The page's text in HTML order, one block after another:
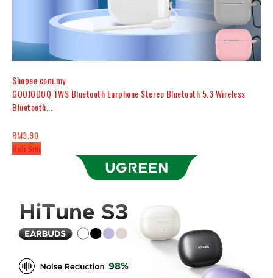
Shopee.com.my
GOOJODOQ TWS Bluetooth Earphone Stereo Bluetooth 5.3 Wireless
Bluetooth...
RM3.90
Beli Sini